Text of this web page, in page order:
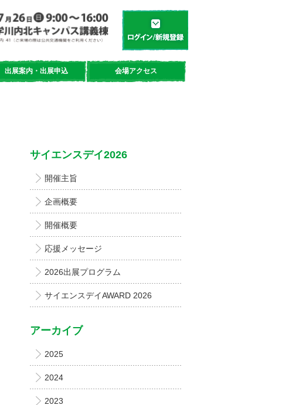
学都「仙台・宮城」サイエンスデイ
出展案内・出展申込 会場アクセス
サイエンスデイ2026
開催主旨
企画概要
開催概要
応援メッセージ
2026出展プログラム
サイエンスデイAWARD 2026
アーカイブ
2025
2024
2023